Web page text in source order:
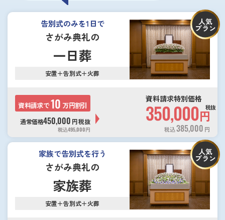
告別式のみを1日で
さがみ典礼の
一日葬
安置＋告別式＋火葬
人気
プラン
資料請求で10 万円割引
通常価格450,000 円税抜
税込495,000円
資料請求特別価格
350,000円
税抜
税込385,000 円
家族で告別式を行う
さがみ典礼の
家族葬
安置＋告別式＋火葬
人気
プラン